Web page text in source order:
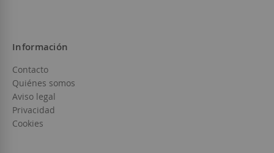
Información
Contacto
Quiénes somos
Aviso legal
Privacidad
Cookies